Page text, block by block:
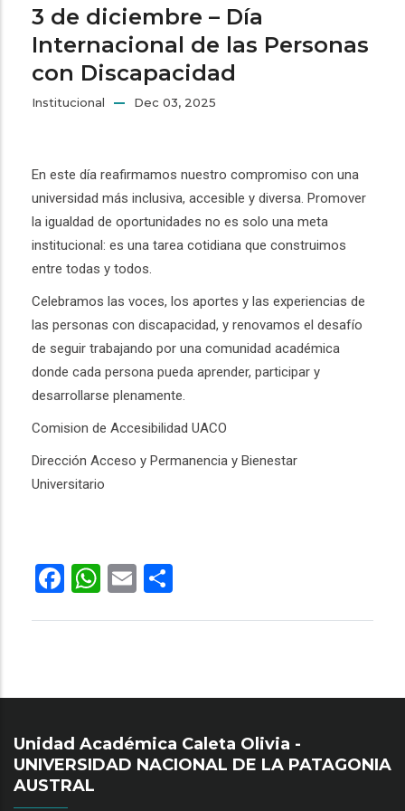
3 de diciembre – Día
Internacional de las Personas
con Discapacidad
Institucional Dec 03, 2025
En este día reafirmamos nuestro compromiso con una
universidad más inclusiva, accesible y diversa. Promover
la igualdad de oportunidades no es solo una meta
institucional: es una tarea cotidiana que construimos
entre todas y todos.
Celebramos las voces, los aportes y las experiencias de
las personas con discapacidad, y renovamos el desafío
de seguir trabajando por una comunidad académica
donde cada persona pueda aprender, participar y
desarrollarse plenamente.
Comision de Accesibilidad UACO
Dirección Acceso y Permanencia y Bienestar
Universitario
Facebook
WhatsApp
Email
Unidad Académica Caleta Olivia -
UNIVERSIDAD NACIONAL DE LA PATAGONIA
AUSTRAL